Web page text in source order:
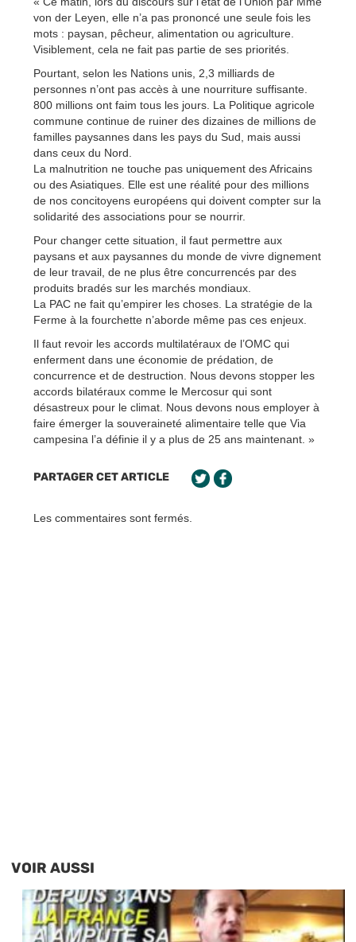
von der Leyen, elle n’a pas prononcé une seule fois les
mots : paysan, pêcheur, alimentation ou agriculture.
Visiblement, cela ne fait pas partie de ses priorités.
Pourtant, selon les Nations unis, 2,3 milliards de
personnes n’ont pas accès à une nourriture suffisante.
800 millions ont faim tous les jours. La Politique agricole
commune continue de ruiner des dizaines de millions de
familles paysannes dans les pays du Sud, mais aussi
dans ceux du Nord.
La malnutrition ne touche pas uniquement des Africains
ou des Asiatiques. Elle est une réalité pour des millions
de nos concitoyens européens qui doivent compter sur la
solidarité des associations pour se nourrir.
Pour changer cette situation, il faut permettre aux
paysans et aux paysannes du monde de vivre dignement
de leur travail, de ne plus être concurrencés par des
produits bradés sur les marchés mondiaux.
La PAC ne fait qu’empirer les choses. La stratégie de la
Ferme à la fourchette n’aborde même pas ces enjeux.
Il faut revoir les accords multilatéraux de l’OMC qui
enferment dans une économie de prédation, de
concurrence et de destruction. Nous devons stopper les
accords bilatéraux comme le Mercosur qui sont
désastreux pour le climat. Nous devons nous employer à
faire émerger la souveraineté alimentaire telle que Via
campesina l’a définie il y a plus de 25 ans maintenant. »
PARTAGER CET ARTICLE
Les commentaires sont fermés.
VOIR AUSSI